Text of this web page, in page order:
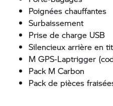
Poignées chauffantes
Surbaissement
Prise de charge USB
Silencieux arrière en
M GPS-Laptrigger
Pack M Carbon
Pack de pièces